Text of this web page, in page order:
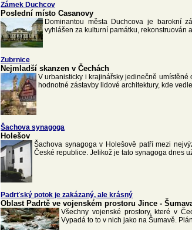
Zámek Duchcov
Poslední místo Casanovy
Dominantou města Duchcova je barokní
vyhlášen za kulturní památku, rekonstruován
Zubrnice
Nejmladší skanzen v Čechách
V urbanisticky i krajinářsky jedinečně
hodnotné zástavby lidové architektury, kde
Šachova synagoga
Holešov
Šachova synagoga v Holešově patří mezi
České republice. Jelikož je tato synagoga dnes
Padrťský potok je zakázaný, ale krásný
Oblast Padrtě ve vojenském prostoru Jince -
Všechny vojenské prostory, které v
Vypadá to to v nich jako na Šumavě.